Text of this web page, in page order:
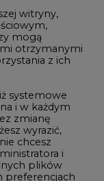
witryny,
mogą
otrzymanymi
z ich
systemowe
i w każdym
zmianę
wyrazić,
chcesz
i
plików
preferencjach